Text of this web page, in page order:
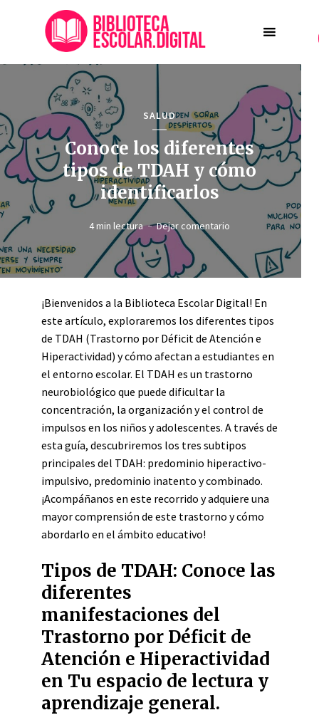
SALUD
Conoce los diferentes
tipos de TDAH y cómo
identificarlos
4 min lectura Dejar comentario
¡Bienvenidos a la Biblioteca Escolar Digital! En
este artículo, exploraremos los diferentes tipos
de TDAH (Trastorno por Déficit de Atención e
Hiperactividad) y cómo afectan a estudiantes en
el entorno escolar. El TDAH es un trastorno
neurobiológico que puede dificultar la
concentración, la organización y el control de
impulsos en los niños y adolescentes. A través de
esta guía, descubriremos los tres subtipos
principales del TDAH: predominio hiperactivo-
impulsivo, predominio inatento y combinado.
¡Acompáñanos en este recorrido y adquiere una
mayor comprensión de este trastorno y cómo
abordarlo en el ámbito educativo!
Tipos de TDAH: Conoce las
diferentes
manifestaciones del
Trastorno por Déficit de
Atención e Hiperactividad
en Tu espacio de lectura y
aprendizaje general.